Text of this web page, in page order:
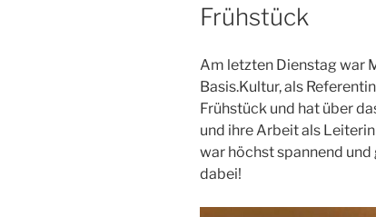
Frühstück
Am letzten Dienstag war
Basis.Kultur, als
Frühstück und hat über
und ihre Arbeit als
war höchst spannend
dabei!